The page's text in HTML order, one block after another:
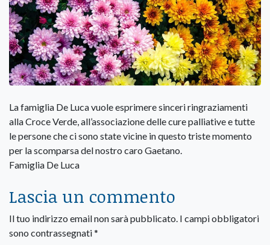
La famiglia De Luca vuole esprimere sinceri ringraziamenti
alla Croce Verde, all’associazione delle cure palliative e tutte
le persone che ci sono state vicine in questo triste momento
per la scomparsa del nostro caro Gaetano.
Famiglia De Luca
Lascia un commento
Il tuo indirizzo email non sarà pubblicato. I campi obbligatori
sono contrassegnati*